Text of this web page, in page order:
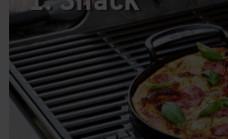
1.Snack